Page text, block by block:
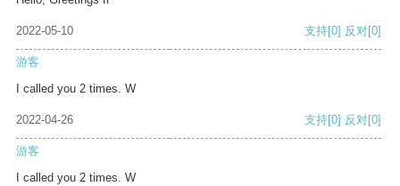
2022-05-10 支持[0] 反对[0]
游客
I called you 2 times. W
2022-04-26 支持[0] 反对[0]
游客
I called you 2 times. W